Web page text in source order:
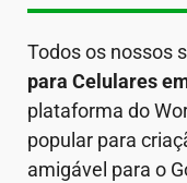
Todos os nossos
para Celulares
plataforma do
popular para
amigável para o